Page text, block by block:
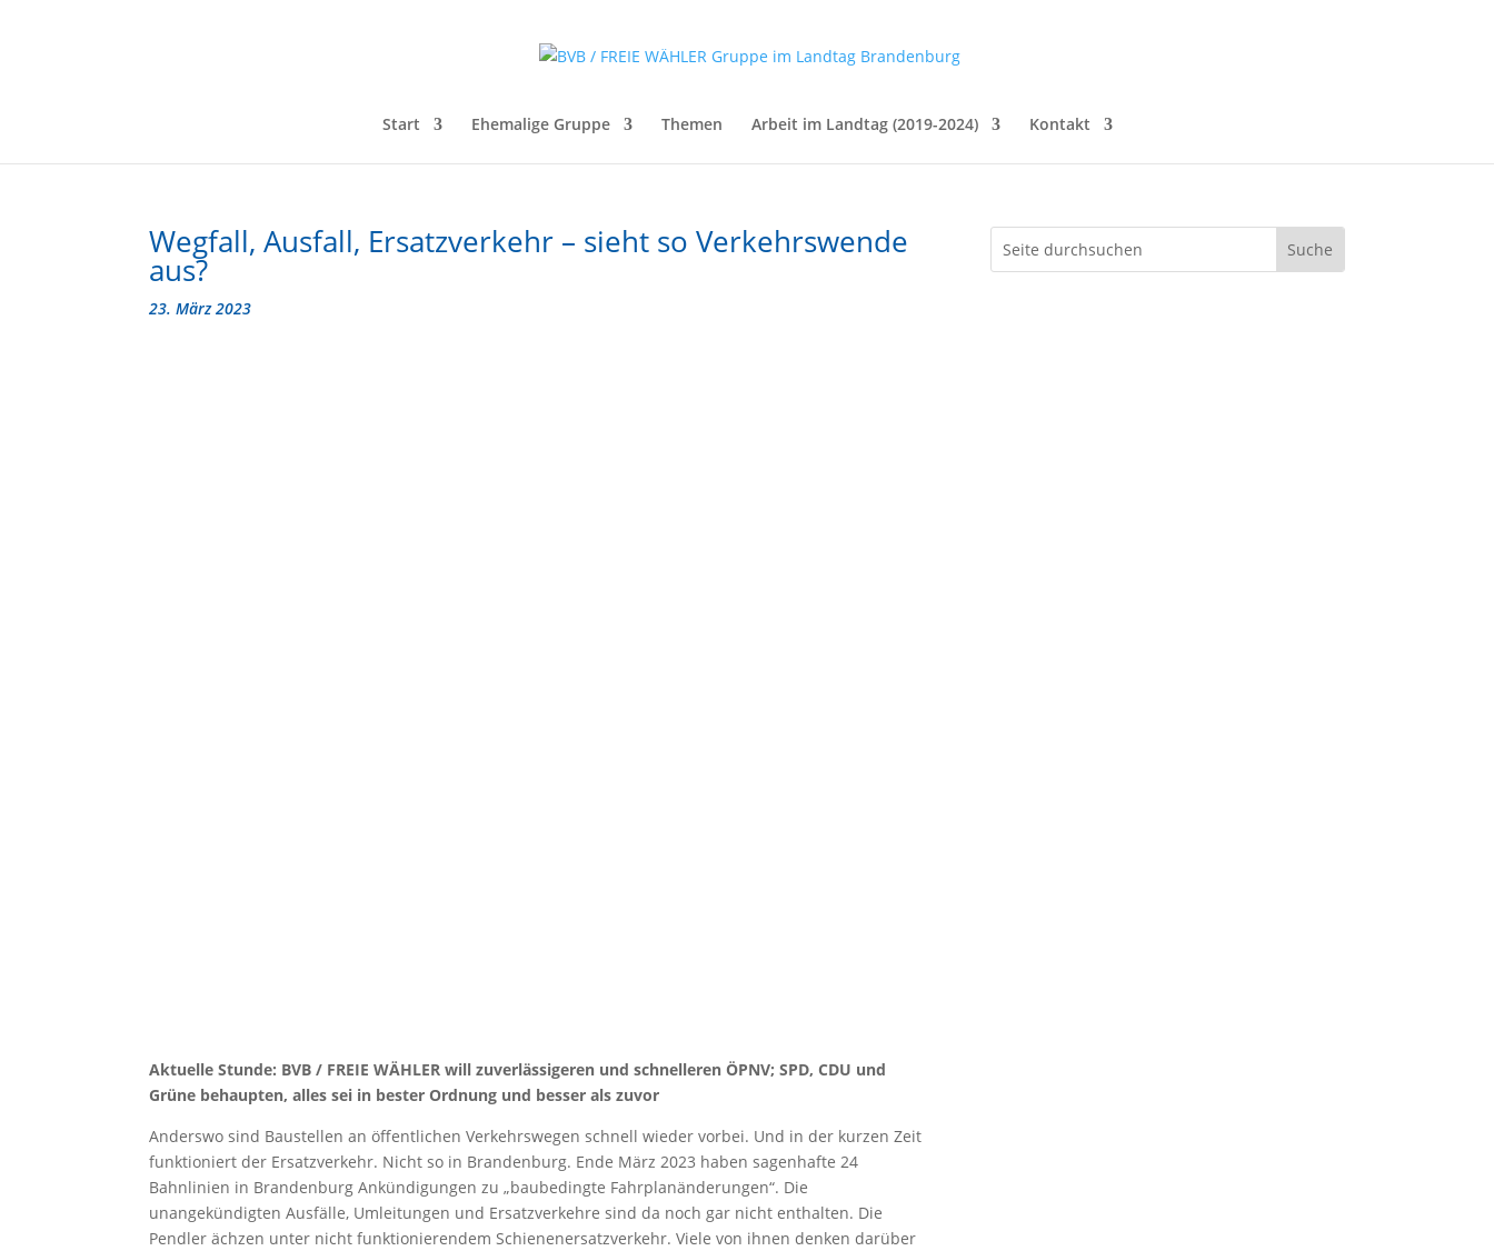
Start Ehemalige Gruppe Themen Arbeit im Landtag (2019-2024) Kontakt
Wegfall, Ausfall, Ersatzverkehr – sieht so Verkehrswende
aus?
23. März 2023
Aktuelle Stunde: BVB / FREIE WÄHLER will zuverlässigeren und schnelleren ÖPNV; SPD, CDU und
Grüne behaupten, alles sei in bester Ordnung und besser als zuvor
Anderswo sind Baustellen an öffentlichen Verkehrswegen schnell wieder vorbei. Und in der kurzen Zeit
funktioniert der Ersatzverkehr. Nicht so in Brandenburg. Ende März 2023 haben sagenhafte 24
Bahnlinien in Brandenburg Ankündigungen zu „baubedingte Fahrplanänderungen“. Die
unangekündigten Ausfälle, Umleitungen und Ersatzverkehre sind da noch gar nicht enthalten. Die
Pendler ächzen unter nicht funktionierendem Schienenersatzverkehr. Viele von ihnen denken darüber